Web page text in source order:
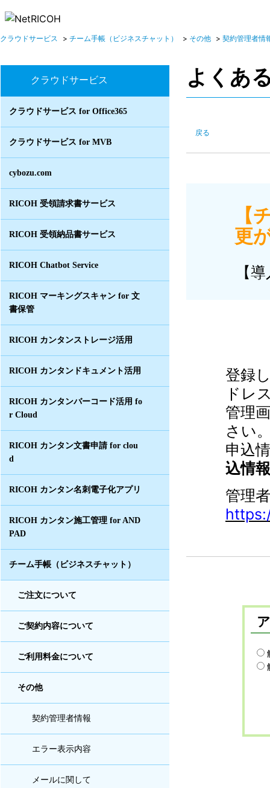
クラウドサービス > チーム手帳（ビジネスチャット） > その他 > 契約管理者情
クラウドサービス
クラウドサービス for Office365
クラウドサービス for MVB
cybozu.com
RICOH 受領請求書サービス
RICOH 受領納品書サービス
RICOH Chatbot Service
RICOH マーキングスキャン for 文
書保管
RICOH カンタンストレージ活用
RICOH カンタンドキュメント活用
RICOH カンタンバーコード活用 fo
r Cloud
RICOH カンタン文書申請 for clou
d
RICOH カンタン名刺電子化アプリ
RICOH カンタン施工管理 for AND
PAD
チーム手帳（ビジネスチャット）
ご注文について
ご契約内容について
ご利用料金について
その他
契約管理者情報
エラー表示内容
メールに関して
よくあ
戻る
【
更
【
登録
ドレ
管理
さい
申込
込情報
管理